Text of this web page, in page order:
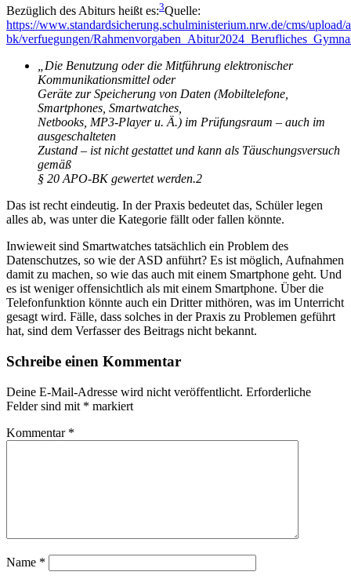
Bezüglich des Abiturs heißt es:3Quelle:
https://www.standardsicherung.schulministerium.nrw.de/cms/upload/
bk/verfuegungen/
„Die Benutzung oder die Mitführung elektronischer
Kommunikationsmittel oder
Geräte zur Speicherung von Daten (Mobiltelefone,
Smartphones, Smartwatches,
Netbooks, MP3-Player u. Ä.) im Prüfungsraum – auch im
ausgeschalteten
Zustand – ist nicht gestattet und kann als Täuschungsversuch
gemäß
§ 20 APO-BK gewertet werden.2
Das ist recht eindeutig. In der Praxis bedeutet das, Schüler legen
alles ab, was unter die Kategorie fällt oder fallen könnte.
Inwieweit sind Smartwatches tatsächlich ein Problem des
Datenschutzes, so wie der ASD anführt? Es ist möglich, Aufnahmen
damit zu machen, so wie das auch mit einem Smartphone geht. Und
es ist weniger offensichtlich als mit einem Smartphone. Über die
Telefonfunktion könnte auch ein Dritter mithören, was im Unterricht
gesagt wird. Fälle, dass solches in der Praxis zu Problemen geführt
hat, sind dem Verfasser des Beitrags nicht bekannt.
Schreibe einen Kommentar
Deine E-Mail-Adresse wird nicht veröffentlicht. Erforderliche
Felder sind mit * markiert
Kommentar *
Name *